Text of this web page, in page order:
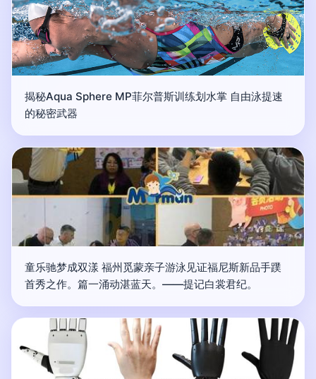
揭秘Aqua Sphere MP菲尔普斯训练划水掌 自由泳提速
的秘密武器
童乐驰梦成双漾 福州觅蒙亲子游泳见证福尼斯新品手蹼
首秀之作。篇一涌动湛蓝天。——提记白裳君纪。